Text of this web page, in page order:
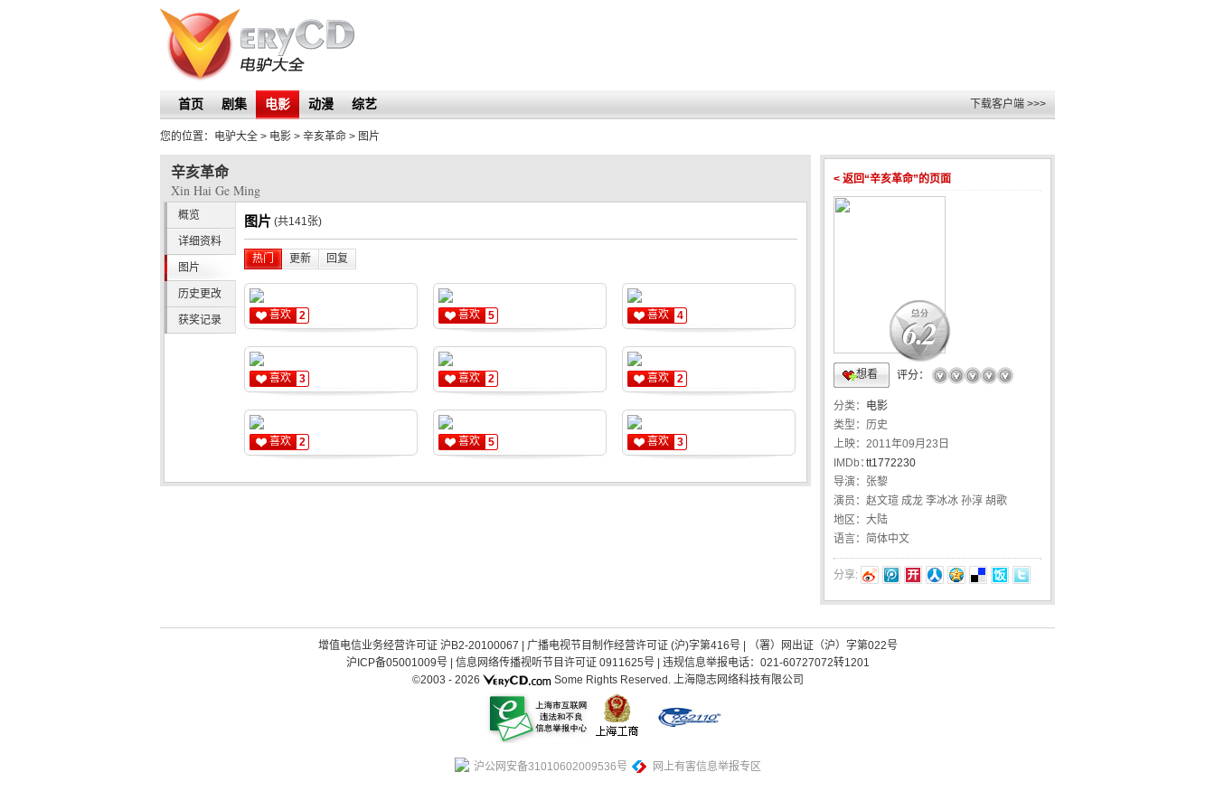
首页 剧集 电影 动漫 综艺 下载客户端 >>>
您的位置： 电驴大全 > 电影 > 辛亥革命 > 图片
辛亥革命
Xin Hai Ge Ming
概览
详细资料
图片
历史更改
获奖记录
图片 (共141张)
热门 更新 回复
喜欢 2
喜欢 3
喜欢 2
喜欢 5
喜欢 2
喜欢 5
喜欢 4
喜欢 2
喜欢 3
< 返回“辛亥革命”的页面
6.2
想看 评分：
☆ ☆ ☆ ☆ ☆
分类： 电影
类型： 历史
上映： 2011年09月23日
IMDb：tt1772230
导演： 张黎
演员： 赵文瑄 成龙 李冰冰 孙淳 胡歌
地区： 大陆
语言： 简体中文
分享:
增值电信业务经营许可证 沪B2-20100067 广播电视节目制作经营许可证 (沪)字第416号| （署）网出证（沪）字第022号
沪ICP备05001009号| 信息网络传播视听节目许可证 0911625号| 违规信息举报电话：021-60727072转1201
©2003 - 2026 Some Rights Reserved.上海隐志网络科技有限公司
沪公网安备31010602009536号 网上有害信息举报专区